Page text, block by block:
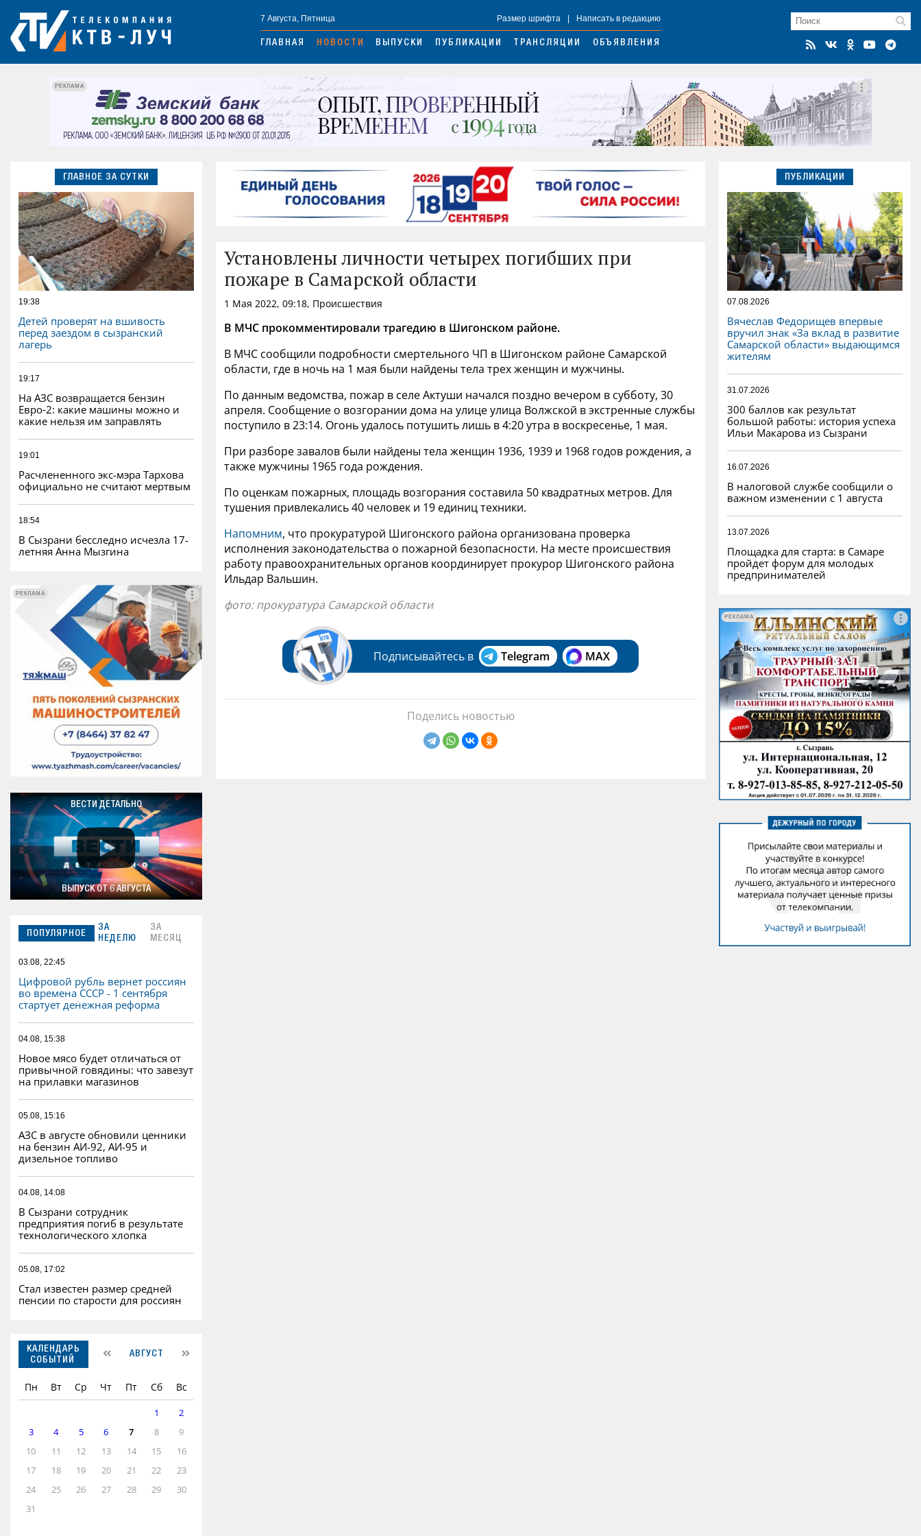
7 Августа, Пятница Размер шрифта Написать в редакцию
ГЛАВНАЯ НОВОСТИ ВЫПУСКИ ПУБЛИКАЦИИ ТРАНСЛЯЦИИ ОБЪЯВЛЕНИЯ
РЕКЛАМА
ГЛАВНОЕ ЗА СУТКИ
19:38
Детей проверят на вшивость
перед заездом в сызранский
лагерь
19:17
На АЗС возвращается бензин
Евро‑2: какие машины можно и
какие нельзя им заправлять
19:01
Расчлененного экс-мэра Тархова
официально не считают мертвым
18:54
В Сызрани бесследно исчезла 17-
летняя Анна Мызгина
РЕКЛАМА РЕКЛАМА
ВЕСТИ ДЕТАЛЬНО
ВЫПУСК ОТ 6 АВГУСТА
ПОПУЛЯРНОЕ
ЗА
НЕДЕЛЮ
ЗА
МЕСЯЦ
03.08, 22:45
Цифровой рубль вернет россиян
во времена СССР - 1 сентября
стартует денежная реформа
04.08, 15:38
Новое мясо будет отличаться от
привычной говядины: что завезут
на прилавки магазинов
05.08, 15:16
АЗС в августе обновили ценники
на бензин АИ-92, АИ-95 и
дизельное топливо
04.08, 14:08
В Сызрани сотрудник
предприятия погиб в результате
технологического хлопка
05.08, 17:02
Стал известен размер средней
пенсии по старости для россиян
КАЛЕНДАРЬ
СОБЫТИЙ
АВГУСТ
Пн Вт Ср Чт Пт Сб Вс
1
2
3
4 5 6 7 8
9
10
11 12 13 14 15
16
17
18 19 20 21 22
23
24
25 26 27 28 29
30
31
Установлены личности четырех погибших при
пожаре в Самарской области
1 Мая 2022, 09:18, Происшествия
В МЧС прокомментировали трагедию в Шигонском районе.
В МЧС сообщили подробности смертельного ЧП в Шигонском районе Самарской
области, где в ночь на 1 мая были найдены тела трех женщин и мужчины.
По данным ведомства, пожар в селе Актуши начался поздно вечером в субботу, 30
апреля. Сообщение о возгорании дома на улице улица Волжской в экстренные службы
поступило в 23:14. Огонь удалось потушить лишь в 4:20 утра в воскресенье, 1 мая.
При разборе завалов были найдены тела женщин 1936, 1939 и 1968 годов рождения, а
также мужчины 1965 года рождения.
По оценкам пожарных, площадь возгорания составила 50 квадратных метров. Для
тушения привлекались 40 человек и 19 единиц техники.
Напомним, что прокуратурой Шигонского района организована проверка
исполнения законодательства о пожарной безопасности. На месте происшествия
работу правоохранительных органов координирует прокурор Шигонского района
Ильдар Вальшин.
фото: прокуратура Самарской области
Подписывайтесь в Telegram MAX
Поделись новостью
ПУБЛИКАЦИИ
07.08.2026
Вячеслав Федорищев впервые
вручил знак «За вклад в развитие
Самарской области» выдающимся
жителям
31.07.2026
300 баллов как результат
большой работы: история успеха
Ильи Макарова из Сызрани
16.07.2026
В налоговой службе сообщили о
важном изменении с 1 августа
13.07.2026
Площадка для старта: в Самаре
пройдет форум для молодых
предпринимателей
РЕКЛАМА